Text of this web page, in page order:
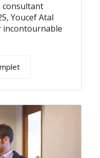
Youcef Atal
incontournable